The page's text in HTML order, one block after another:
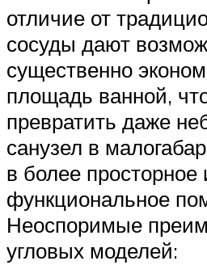
отличие от
сосуды дают
существенно
площадь ванной,
превратить даже
санузел в
в более просторное
функциональное
Неоспоримые
угловых моделей: